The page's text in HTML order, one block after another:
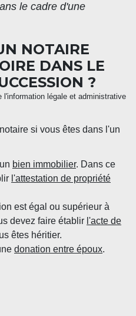
le cadre d'une
NOTAIRE
DANS LE
?
l'information légale et administrative
si vous êtes dans l'un
bien immobilier. Dans ce
l'attestation de propriété
est égal ou supérieur à
devez faire établir l'acte de
êtes héritier.
donation entre époux.